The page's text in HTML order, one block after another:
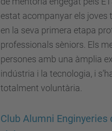
estat acompanyar els joves
en la seva primera etapa
professionals sèniors. Els
persones amb una àmplia
indústria i la tecnologia, i
totalment voluntària.
Club Alumni